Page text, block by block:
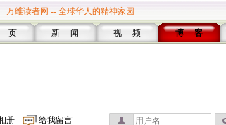
万维读者网 -- 全球华人的精神家园
页 新 闻 视 频 博 客
册 给我留言